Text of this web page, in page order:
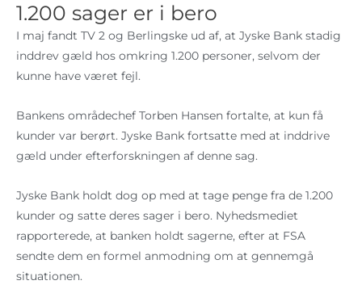
1.200 sager er i bero
I maj fandt TV 2 og Berlingske ud af, at Jyske Bank stadig
inddrev gæld hos omkring 1.200 personer, selvom der
kunne have været fejl.
Bankens områdechef Torben Hansen fortalte, at kun få
kunder var berørt. Jyske Bank fortsatte med at inddrive
gæld under efterforskningen af denne sag.
Jyske Bank holdt dog op med at tage penge fra de 1.200
kunder og satte deres sager i bero. Nyhedsmediet
rapporterede, at banken holdt sagerne, efter at FSA
sendte dem en formel anmodning om at gennemgå
situationen.